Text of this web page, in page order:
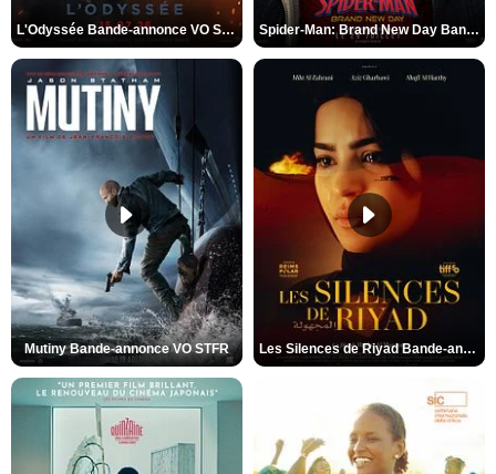
L'Odyssée Bande-annonce VO STFR Spider-Man: Brand New Day Bande-annonce VO STFR
Mutiny Bande-annonce VO STFR Les Silences de Riyad Bande-annonce VO STFR